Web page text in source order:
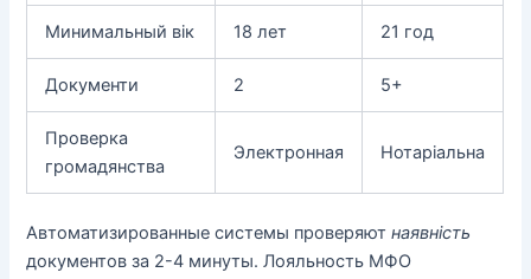
Минимальный вік 18 лет 21 год
Документи 2 5+
Проверка
громадянства
Электронная Нотаріальна
Автоматизированные системы проверяютнаявність
документов за 2-4 минуты. Лояльность МФО